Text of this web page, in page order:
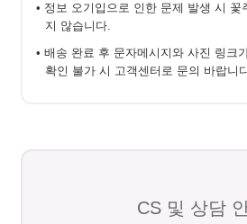
• 정보 오기입으로 인한 문제 발생 시 꽃
지 않습니다.
• 배송 완료 후 문자메시지와 사진 링크
확인 불가 시 고객센터로 문의 바랍니
CS 및 상담